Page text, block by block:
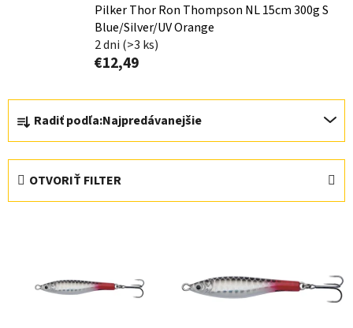
Pilker Thor Ron Thompson NL 15cm 300g S
Blue/Silver/UV Orange
2 dni (>3 ks)
€12,49
R
a
d
Radiť podľa:Najpredávanejšie
OTVORIŤ FILTER